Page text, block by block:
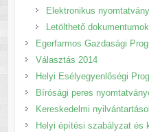
Elektronikus
Letölthető dokumentumok
Egerfarmos Gazdasági
Választás 2014
Helyi Esélyegyenlőségi
Bírósági peres
Kereskedelmi
Helyi építési szabályzat és